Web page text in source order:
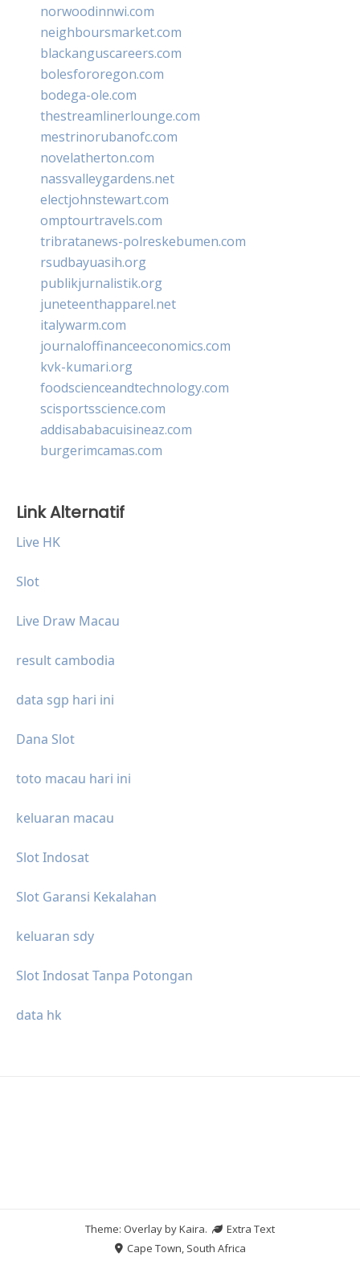
norwoodinnwi.com
neighboursmarket.com
blackanguscareers.com
bolesfororegon.com
bodega-ole.com
thestreamlinerlounge.com
mestrinorubanofc.com
novelatherton.com
nassvalleygardens.net
electjohnstewart.com
omptourtravels.com
tribratanews-polreskebumen.com
rsudbayuasih.org
publikjurnalistik.org
juneteenthapparel.net
italywarm.com
journaloffinanceeconomics.com
kvk-kumari.org
foodscienceandtechnology.com
scisportsscience.com
addisababacuisineaz.com
burgerimcamas.com
Link Alternatif
Live HK
Slot
Live Draw Macau
result cambodia
data sgp hari ini
Dana Slot
toto macau hari ini
keluaran macau
Slot Indosat
Slot Garansi Kekalahan
keluaran sdy
Slot Indosat Tanpa Potongan
data hk
Theme: Overlay byKaira.
Extra Text
Cape Town, South Africa